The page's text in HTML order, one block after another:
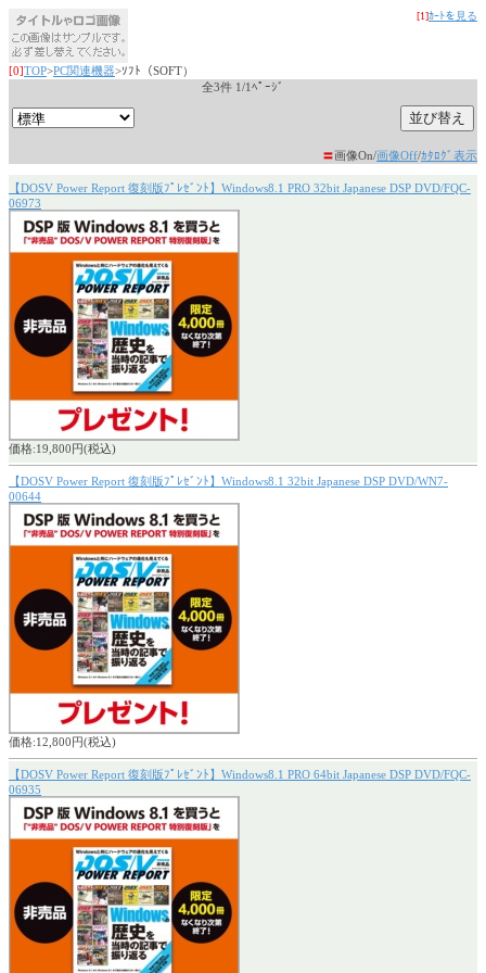
[1]ｶｰﾄを見る
[0]TOP>PC関連機器>ｿﾌﾄ（SOFT）
全3件 1/1ﾍﾟｰｼﾞ
〓画像On/画像Off/ｶﾀﾛｸﾞ表示
【DOSV Power Report 復刻版ﾌﾟﾚｾﾞﾝﾄ】Windows8.1 PRO 32bit Japanese DSP DVD/FQC-
06973
価格:19,800円(税込)
【DOSV Power Report 復刻版ﾌﾟﾚｾﾞﾝﾄ】Windows8.1 32bit Japanese DSP DVD/WN7-
00644
価格:12,800円(税込)
【DOSV Power Report 復刻版ﾌﾟﾚｾﾞﾝﾄ】Windows8.1 PRO 64bit Japanese DSP DVD/FQC-
06935